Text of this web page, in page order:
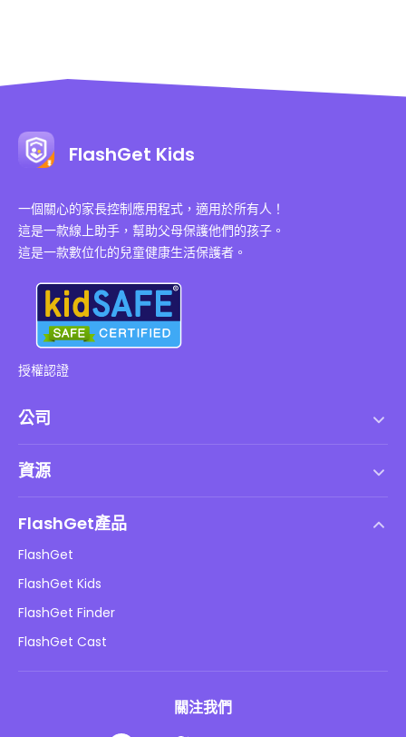
FlashGet Kids
一個關心的家長控制應用程式，適用於所有人！
這是一款線上助手，幫助父母保護他們的孩子。
這是一款數位化的兒童健康生活保護者。
授權認證
公司
DMCA 政策
隱私政策
廣告政策
不要出售我的資訊
資源
兒童在線安全
下載
FlashGet產品
FlashGet
FlashGet Kids
FlashGet Finder
FlashGet Cast
關注我們